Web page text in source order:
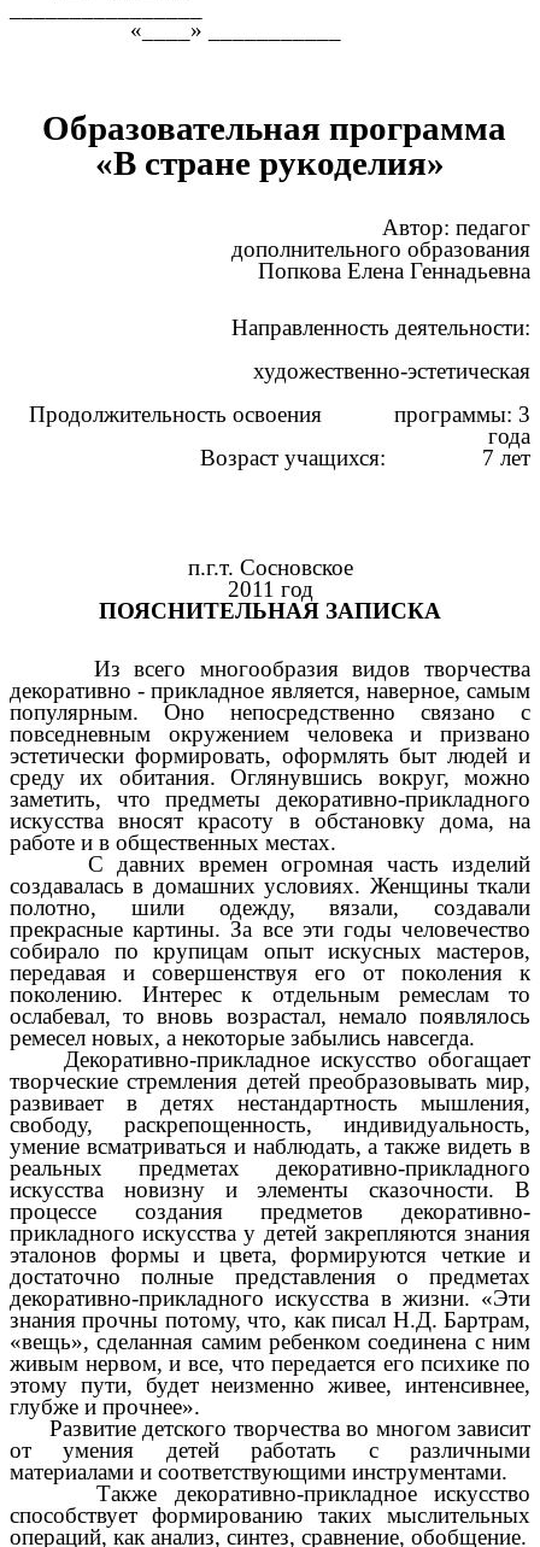
«____» ___________
Образовательная программа
«В стране рукоделия»
Автор: педагог
дополнительного образования
Попкова Елена Геннадьевна
Направленность деятельности:
художественно-эстетическая
Продолжительность освоения программы: 3
года
Возраст учащихся: 7 лет
п.г.т. Сосновское
2011 год
ПОЯСНИТЕЛЬНАЯ ЗАПИСКА
Из всего многообразия видов творчества
декоративно - прикладное является, наверное, самым
популярным. Оно непосредственно связано с
повседневным окружением человека и призвано
эстетически формировать, оформлять быт людей и
среду их обитания. Оглянувшись вокруг, можно
заметить, что предметы декоративно-прикладного
искусства вносят красоту в обстановку дома, на
работе и в общественных местах.
С давних времен огромная часть изделий
создавалась в домашних условиях. Женщины ткали
полотно, шили одежду, вязали, создавали
прекрасные картины. За все эти годы человечество
собирало по крупицам опыт искусных мастеров,
передавая и совершенствуя его от поколения к
поколению. Интерес к отдельным ремеслам то
ослабевал, то вновь возрастал, немало появлялось
ремесел новых, а некоторые забылись навсегда.
Декоративно-прикладное искусство обогащает
творческие стремления детей преобразовывать мир,
развивает в детях нестандартность мышления,
свободу, раскрепощенность, индивидуальность,
умение всматриваться и наблюдать, а также видеть в
реальных предметах декоративно-прикладного
искусства новизну и элементы сказочности. В
процессе создания предметов декоративно-
прикладного искусства у детей закрепляются знания
эталонов формы и цвета, формируются четкие и
достаточно полные представления о предметах
декоративно-прикладного искусства в жизни. «Эти
знания прочны потому, что, как писал Н.Д. Бартрам,
«вещь», сделанная самим ребенком соединена с ним
живым нервом, и все, что передается его психике по
этому пути, будет неизменно живее, интенсивнее,
глубже и прочнее».
Развитие детского творчества во многом зависит
от умения детей работать с различными
материалами и соответствующими инструментами.
Также декоративно-прикладное искусство
способствует формированию таких мыслительных
операций, как анализ, синтез, сравнение, обобщение.